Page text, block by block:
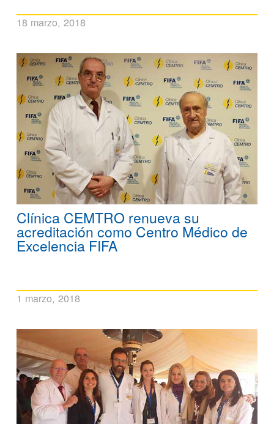
18 marzo, 2018
Clínica CEMTRO renueva su
acreditación como Centro Médico de
Excelencia FIFA
1 marzo, 2018